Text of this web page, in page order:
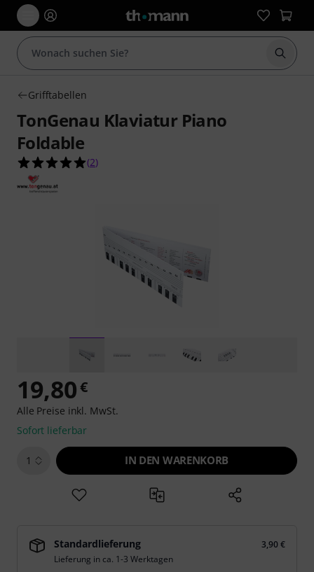
Suche
Grifftabellen
TonGenau Klaviatur Piano
Foldable
5.0 von 5 Sternen aus 2 Kundenbewertungen
(2)
19,80€
Alle Preise inkl. MwSt.
Sofort lieferbar
1 IN DEN WARENKORB
Standardlieferung
3,90 €
Lieferung in ca. 1-3 Werktagen